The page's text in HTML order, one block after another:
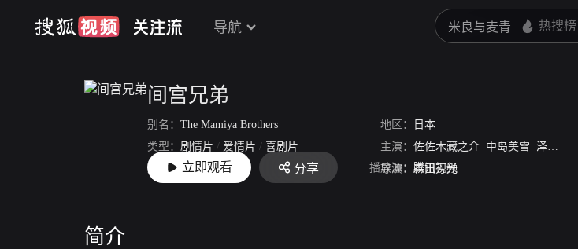
导航
间宫兄弟
别名： The Mamiya Brothers 地区：
日本
类型： 剧情片 / 爱情片 / 喜剧片 主演： 佐佐木藏之介 中岛美雪 泽尻英龙华
上映： 2006-05-13 导演： 森田芳光
立即观看 分享 播放源： 腾讯视频
简介